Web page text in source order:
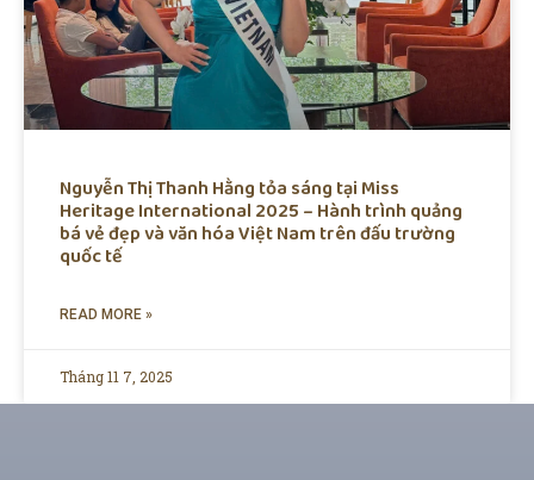
Nguyễn Thị Thanh Hằng tỏa sáng tại Miss
Heritage International 2025 – Hành trình quảng
bá vẻ đẹp và văn hóa Việt Nam trên đấu trường
quốc tế
READ MORE »
Tháng 11 7, 2025